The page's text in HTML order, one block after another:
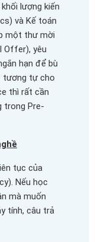
lượng kiến
và Kế toán
một thư mời
Offer), yêu
hạn để bù
tương tự cho
thì rất cần
trong Pre-
tục của
Nếu học
mà muốn
tính, câu trả